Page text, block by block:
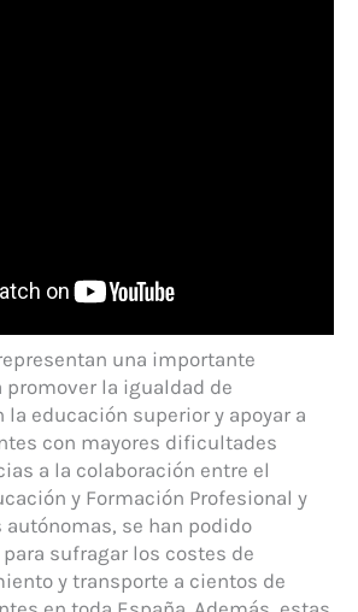
una importante
promover la igualdad de
la educación superior y apoyar a
con mayores dificultades
a la colaboración entre el
y Formación Profesional y
se han podido
sufragar los costes de
y transporte a cientos de